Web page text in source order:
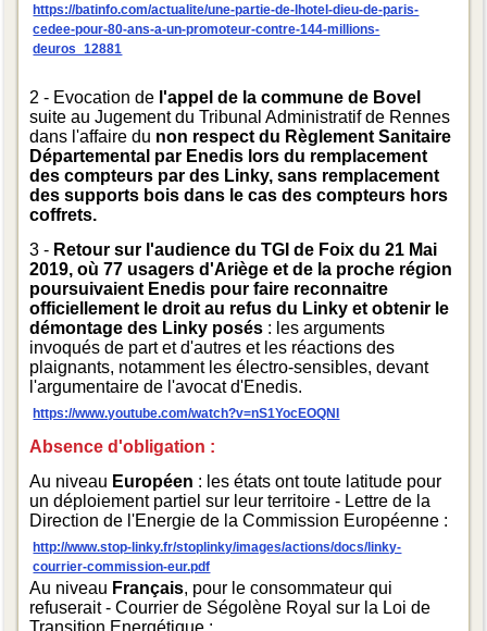
https://batinfo.com/actualite/une-partie-de-lhotel-dieu-de-paris-
cedee-pour-80-ans-a-un-promoteur-contre-144-millions-
deuros_12881
2 - Evocation de l'appel de la commune de Bovel
suite au Jugement du Tribunal Administratif de Rennes
dans l'affaire du non respect du Règlement Sanitaire
Départemental par Enedis lors du remplacement
des compteurs par des Linky, sans remplacement
des supports bois dans le cas des compteurs hors
coffrets.
3 - Retour sur l'audience du TGI de Foix du 21 Mai
2019, où 77 usagers d'Ariège et de la proche région
poursuivaient Enedis pour faire reconnaitre
officiellement le droit au refus du Linky et obtenir le
démontage des Linky posés : les arguments
invoqués de part et d'autres et les réactions des
plaignants, notamment les électro-sensibles, devant
l'argumentaire de l'avocat d'Enedis.
https://www.youtube.com/watch?v=nS1YocEOQNI
Absence d'obligation :
Au niveau Européen : les états ont toute latitude pour
un déploiement partiel sur leur territoire - Lettre de la
Direction de l'Energie de la Commission Européenne :
http://www.stop-linky.fr/stoplinky/images/actions/docs/linky-
courrier-commission-eur.pdf
Au niveau Français, pour le consommateur qui
refuserait - Courrier de Ségolène Royal sur la Loi de
Transition Energétique :